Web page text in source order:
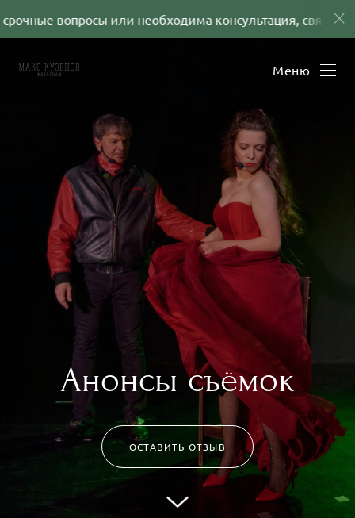
вопросы или необходима консультация,
Меню
Анонсы съёмок
ОСТАВИТЬ ОТЗЫВ